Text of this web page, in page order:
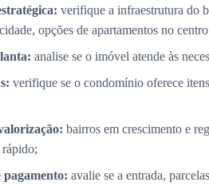
verifique a infraestrutura do
opções de apartamentos no
analise se o imóvel atende às
verifique se o condomínio oferece
bairros em crescimento e
pagamento: avalie se a entrada,